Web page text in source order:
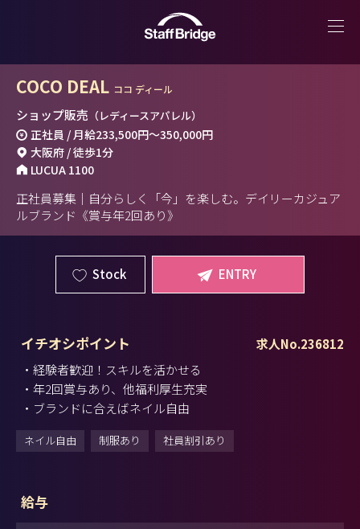
COCO DEAL ココ ディール
ショップ販売 （レディースアパレル）
正社員 / 月給233,500円～350,000円
大阪府 / 徒歩1分
LUCUA 1100
正社員募集｜自分らしく「今」を楽しむ。デイリーカジュア
ルブランド《賞与年2回あり》
Stock ENTRY
求人No.236812
イチオシポイント
・経験者歓迎！スキルを活かせる
・年2回賞与あり、他福利厚生充実
・ブランドに合えばネイル自由
ネイル自由 制服あり 社員割引あり
給与